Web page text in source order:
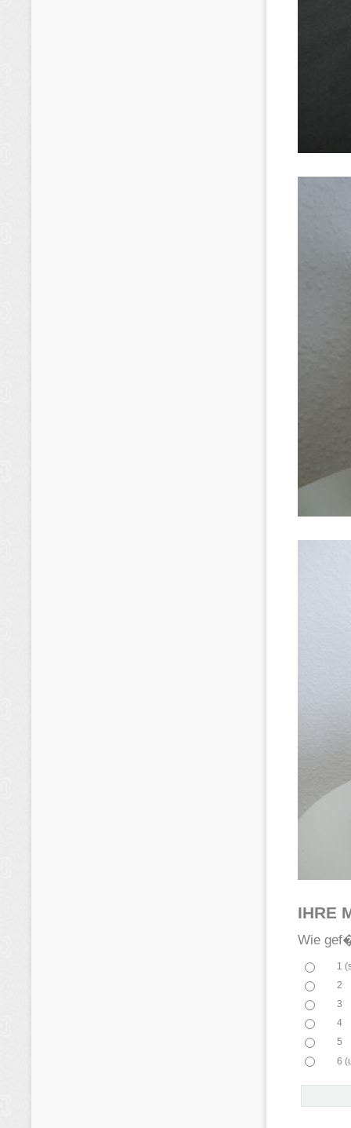
IHRE
Wie
1
2
3
4
5
6